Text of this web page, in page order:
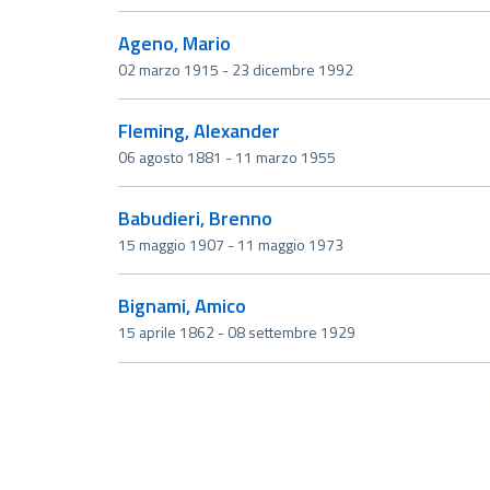
Ageno, Mario
02 marzo 1915 - 23 dicembre 1992
Fleming, Alexander
06 agosto 1881 - 11 marzo 1955
Babudieri, Brenno
15 maggio 1907 - 11 maggio 1973
Bignami, Amico
15 aprile 1862 - 08 settembre 1929